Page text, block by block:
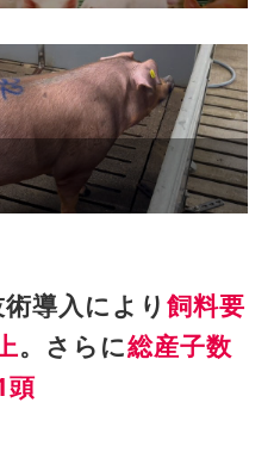
導入により 飼料要
。さらに総産子数
頭